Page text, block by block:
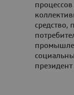
средство,